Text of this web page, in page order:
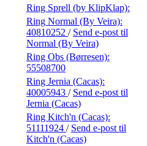
Ring Sprell (by KlipKlap):
Ring Normal (By Veira):
40810252 / Send e-post til
Normal (By Veira)
Ring Obs (Børresen):
55508700
Ring Jernia (Cacas):
40005943 / Send e-post til
Jernia (Cacas)
Ring Kitch'n (Cacas):
51111924 / Send e-post til
Kitch'n (Cacas)